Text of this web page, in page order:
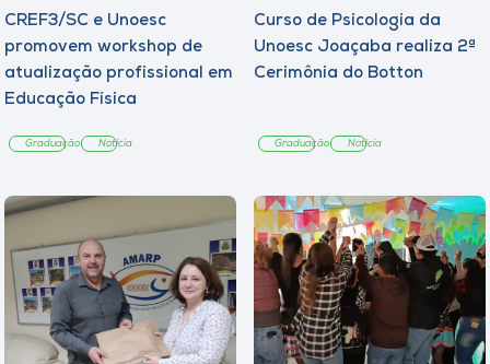
CREF3/SC e Unoesc
promovem workshop de
atualização profissional em
Educação Física
Graduação Notícia
Curso de Psicologia da
Unoesc Joaçaba realiza 2ª
Cerimônia do Botton
Graduação Notícia